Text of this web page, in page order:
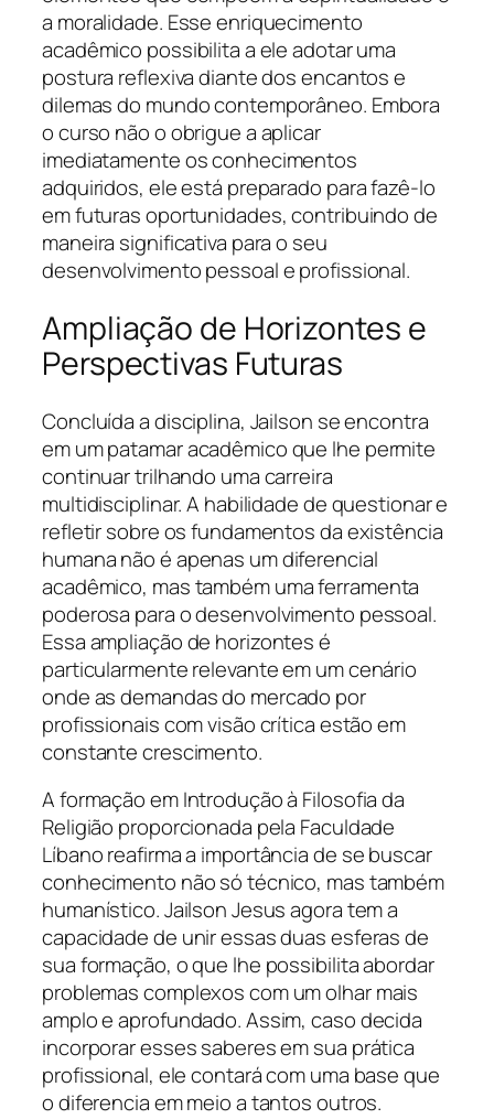
a moralidade. Esse enriquecimento
acadêmico possibilita a ele adotar uma
postura reflexiva diante dos encantos e
dilemas do mundo contemporâneo. Embora
o curso não o obrigue a aplicar
imediatamente os conhecimentos
adquiridos, ele está preparado para fazê-lo
em futuras oportunidades, contribuindo de
maneira significativa para o seu
desenvolvimento pessoal e profissional.
Ampliação de Horizontes e
Perspectivas Futuras
Concluída a disciplina, Jailson se encontra
em um patamar acadêmico que lhe permite
continuar trilhando uma carreira
multidisciplinar. A habilidade de questionar e
refletir sobre os fundamentos da existência
humana não é apenas um diferencial
acadêmico, mas também uma ferramenta
poderosa para o desenvolvimento pessoal.
Essa ampliação de horizontes é
particularmente relevante em um cenário
onde as demandas do mercado por
profissionais com visão crítica estão em
constante crescimento.
A formação em Introdução à Filosofia da
Religião proporcionada pela Faculdade
Líbano reafirma a importância de se buscar
conhecimento não só técnico, mas também
humanístico. Jailson Jesus agora tem a
capacidade de unir essas duas esferas de
sua formação, o que lhe possibilita abordar
problemas complexos com um olhar mais
amplo e aprofundado. Assim, caso decida
incorporar esses saberes em sua prática
profissional, ele contará com uma base que
o diferencia em meio a tantos outros.